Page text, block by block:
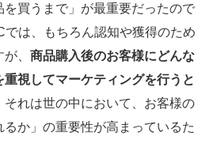
買うまで」が最重要だったので
は、もちろん認知や獲得のため
、 商品購入後のお客様にどんな
視してマーケティングを行うと
それは世の中において、お客様の
るか」の重要性が高まっているた